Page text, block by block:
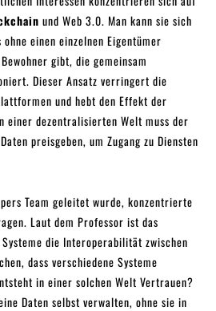
und Web 3.0. Man kann sie sich
einen einzelnen Eigentümer
gibt, die gemeinsam
Dieser Ansatz verringert die
und hebt den Effekt der
einer dezentralisierten Welt muss der
preisgeben, um Zugang zu Diensten
Team geleitet wurde, konzentrierte
Laut dem Professor ist das
die Interoperabilität zwischen
dass verschiedene Systeme
in einer solchen Welt Vertrauen?
Daten selbst verwalten, ohne sie in